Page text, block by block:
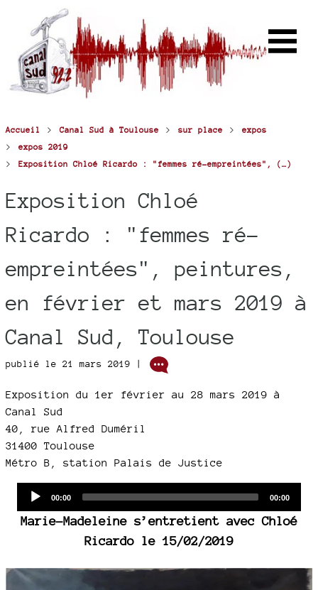
Accueil > Canal Sud à Toulouse > sur place > expos
> expos 2019
> Exposition Chloé Ricardo : "femmes ré-empreintées", (…)
Exposition Chloé
Ricardo : "femmes ré-
empreintées", peintures,
en février et mars 2019 à
Canal Sud, Toulouse
publié le 21 mars 2019 |
Exposition du 1er février au 28 mars 2019 à
Canal Sud
40, rue Alfred Duméril
31400 Toulouse
Métro B, station Palais de Justice
Current
00:00
Total
00:00
Marie-Madeleine s’entretient avec Chloé
Ricardo le 15/02/2019